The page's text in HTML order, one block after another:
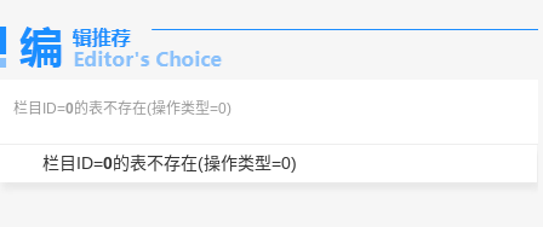
栏目ID=0的表不存在(操作类型=0)
栏目ID=0的表不存在(操作类型=0)